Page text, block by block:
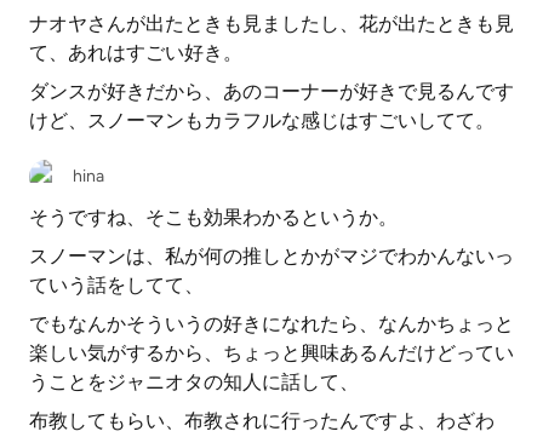
ナオヤさんが出たときも見ましたし、花が出たときも見
て、あれはすごい好き。
ダンスが好きだから、あのコーナーが好きで見るんです
けど、スノーマンもカラフルな感じはすごいしてて。
hina
そうですね、そこも効果わかるというか。
スノーマンは、私が何の推しとかがマジでわかんないっ
ていう話をしてて、
でもなんかそういうの好きになれたら、なんかちょっと
楽しい気がするから、ちょっと興味あるんだけどってい
うことをジャニオタの知人に話して、
布教してもらい、布教されに行ったんですよ、わざわ